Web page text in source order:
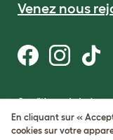
Venez nous
Conditions générales
Protection de la vie
Cookie Settings
En cliquant sur «
cookies sur votre